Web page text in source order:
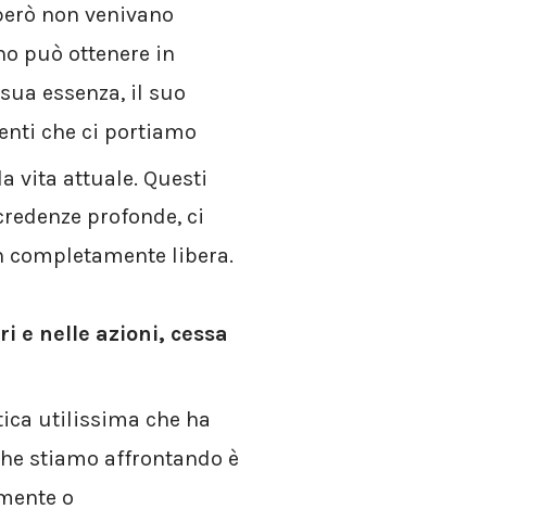
non venivano
può ottenere in
essenza, il suo
che ci portiamo
vita attuale. Questi
profonde, ci
completamente libera.
e nelle azioni, cessa
utilissima che ha
stiamo affrontando è
o